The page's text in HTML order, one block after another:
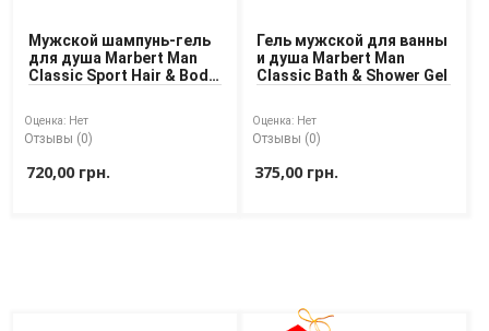
Мужской шампунь-гель
для душа Marbert Man
Classic Sport Hair & Body
Оценка: Нет
Отзывы (0)
720,00 грн.
Гель мужской для ванны
и душа Marbert Man
Classic Bath & Shower Gel
Оценка: Нет
Отзывы (0)
375,00 грн.